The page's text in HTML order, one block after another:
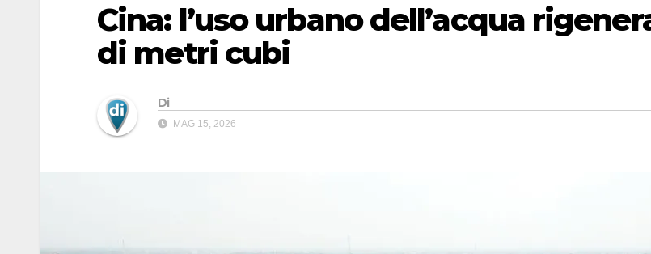
Cina: l’uso urbano dell’acqua
di metri cubi
Di
MAG 15, 2026